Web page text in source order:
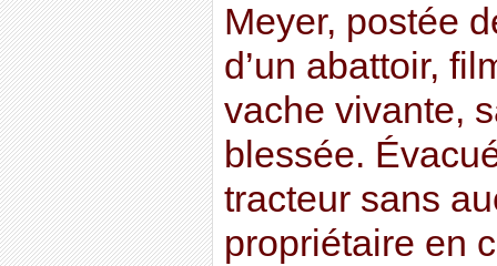
Meyer, postée
d’un abattoir,
vache vivante,
blessée.
tracteur sans
propriétaire en